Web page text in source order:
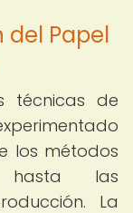
del Papel
técnicas de
los métodos
hasta las
La